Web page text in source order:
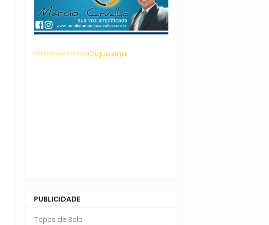
>>>>>>>>>>>>>>>>>>Clique aqui
PUBLICIDADE
Topos de Bolo